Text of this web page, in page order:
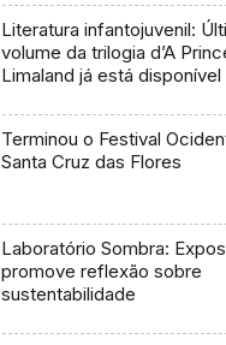
Literatura infantojuvenil:
volume da trilogia d’A
Limaland já está disponível
Terminou o Festival
Santa Cruz das Flores
Laboratório Sombra:
promove reflexão sobre
sustentabilidade